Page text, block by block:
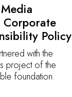
Corporate
Policy
with the
project of the
foundation.